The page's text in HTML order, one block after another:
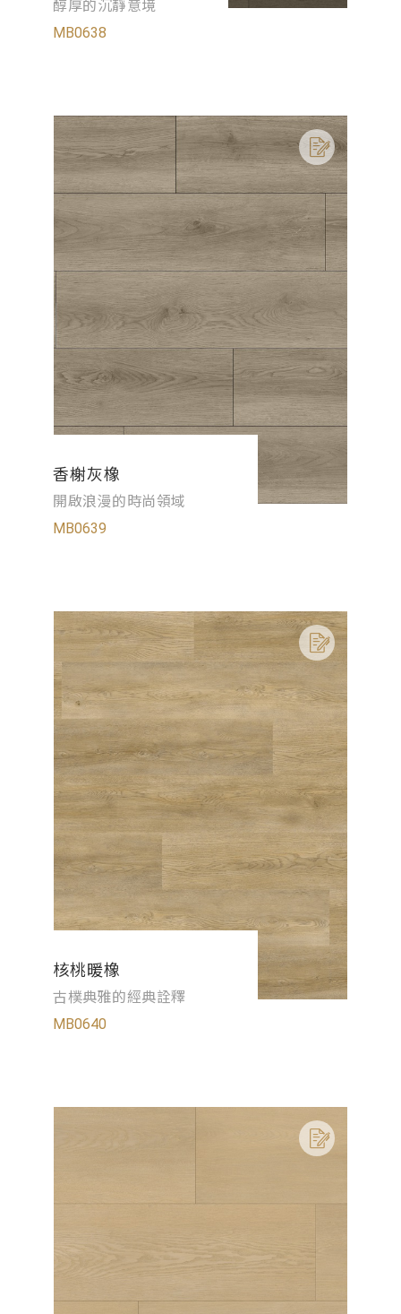
醇厚的沉靜意境
MB0638
香榭灰橡
開啟浪漫的時尚領域
MB0639
核桃暖橡
古樸典雅的經典詮釋
MB0640